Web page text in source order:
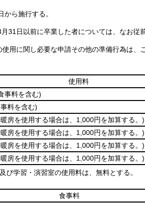
ら施行する。
31日以前に卒業した者については、なお従
用に関し必要な申請その他の準備行為は、
使用料
事料を含む)
料を含む)
房を使用する場合は、1,000円を加算する。)
房を使用する場合は、1,000円を加算する。)
房を使用する場合は、1,000円を加算する。)
房を使用する場合は、1,000円を加算する。)
学習・演習室の使用料は、無料とする。
食事料